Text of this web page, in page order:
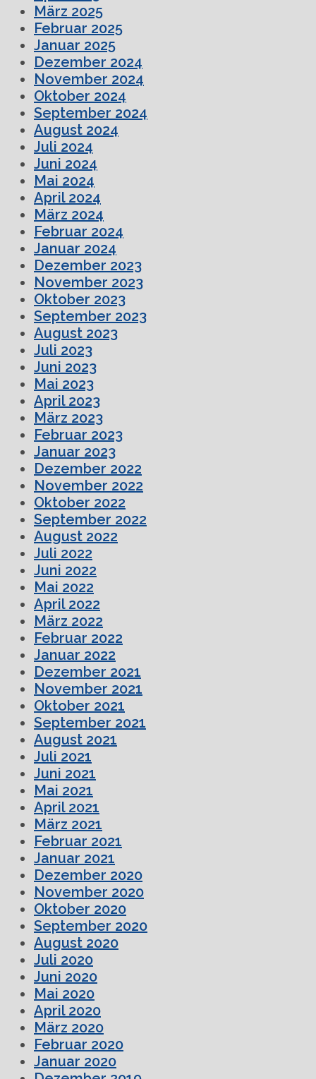
März 2025
Februar 2025
Januar 2025
Dezember 2024
November 2024
Oktober 2024
September 2024
August 2024
Juli 2024
Juni 2024
Mai 2024
April 2024
März 2024
Februar 2024
Januar 2024
Dezember 2023
November 2023
Oktober 2023
September 2023
August 2023
Juli 2023
Juni 2023
Mai 2023
April 2023
März 2023
Februar 2023
Januar 2023
Dezember 2022
November 2022
Oktober 2022
September 2022
August 2022
Juli 2022
Juni 2022
Mai 2022
April 2022
März 2022
Februar 2022
Januar 2022
Dezember 2021
November 2021
Oktober 2021
September 2021
August 2021
Juli 2021
Juni 2021
Mai 2021
April 2021
März 2021
Februar 2021
Januar 2021
Dezember 2020
November 2020
Oktober 2020
September 2020
August 2020
Juli 2020
Juni 2020
Mai 2020
April 2020
März 2020
Februar 2020
Januar 2020